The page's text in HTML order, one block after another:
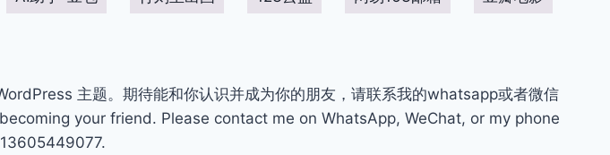
主题。期待能和你认识并成为你的朋友，请联系我的whatsapp或者微信
your friend. Please contact me on WhatsApp, WeChat, or my phone